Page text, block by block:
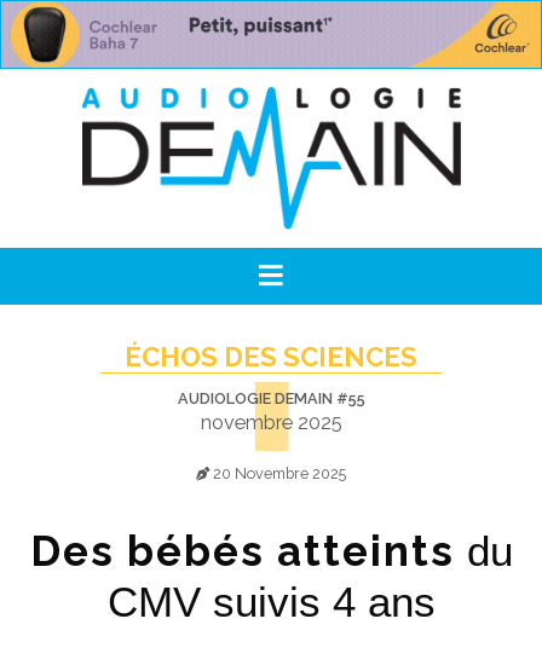
ÉCHOS DES SCIENCES
AUDIOLOGIE DEMAIN #55
novembre 2025
20 Novembre 2025
Des bébés atteints du
CMV suivis 4 ans